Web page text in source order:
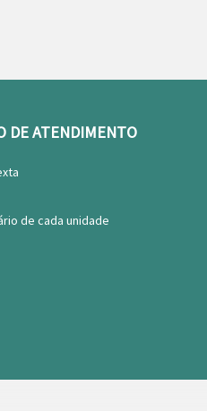
DE ATENDIMENTO
de cada unidade